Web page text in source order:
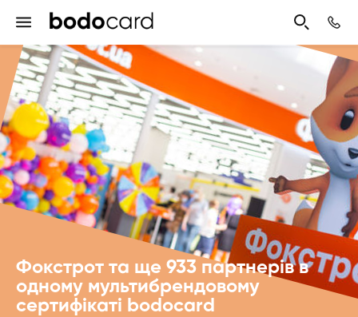
Фокстрот та ще 933 партнерів в
одному мультибрендовому
сертифікаті bodocard